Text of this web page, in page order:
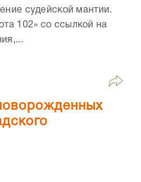
судейской мантии.
102» со ссылкой на